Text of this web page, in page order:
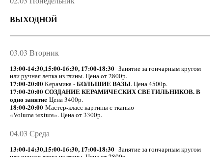
ВЫХОДНОЙ
03.03 Вторник
13:00-14:30,15:00-16:30, 17:00-18:30 Занятие за гончарным кругом
или ручная лепка из глины. Цена от 2800р.
17:00-20:00Керамика- БОЛЬШИЕ ВАЗЫ. Цена 4500р.
17:00-20:00СОЗДАНИЕ КЕРАМИЧЕСКИХ СВЕТИЛЬНИКОВ. В
одно занятие Цена 3400р.
18:00-20:00 Мастер-класс картины с тканью
«Volume texture». Цена от 3300р.
04.03 Среда
13:00-14:30,15:00-16:30, 17:00-18:30 Занятие за гончарным кругом